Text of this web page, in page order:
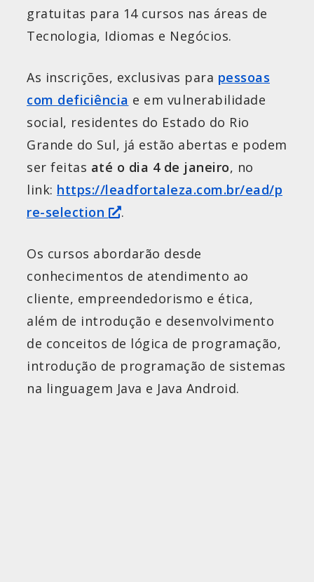
gratuitas para 14 cursos nas áreas de
Tecnologia, Idiomas e Negócios.
As inscrições, exclusivas para pessoas
com deficiência e em vulnerabilidade
social, residentes do Estado do Rio
Grande do Sul, já estão abertas e podem
ser feitas até o dia 4 de janeiro, no
link: https://leadfortaleza.com.br/ead/p
re-selection
.
Os cursos abordarão desde
conhecimentos de atendimento ao
cliente, empreendedorismo e ética,
além de introdução e desenvolvimento
de conceitos de lógica de programação,
introdução de programação de sistemas
na linguagem Java e Java Android.